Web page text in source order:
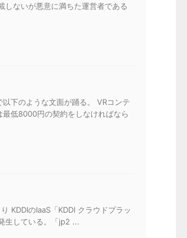
しないが悪意に満ちた運営者である
下のような文面が踊る。 VRコンテ
低8000円の契約をしなければなら
KDDIのIaaS「KDDI クラウドプラッ
生している。「jp2 ...